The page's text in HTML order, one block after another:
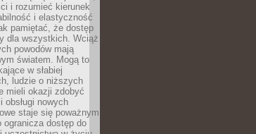
i rozumieć kierunek
i elastyczność
pamiętać, że dostęp
dla wszystkich. Wciąż
powodów mają
światem. Mogą to
w słabiej
ludzie o niższych
mieli okazji zdobyć
obsługi nowych
staje się poważnym
ogranicza dostęp do